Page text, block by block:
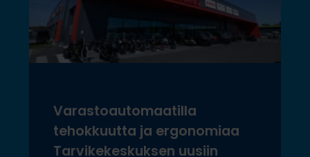
Varastoautomaatilla
tehokkuutta ja ergonomiaa
Tarvikekeskuksen uusiin